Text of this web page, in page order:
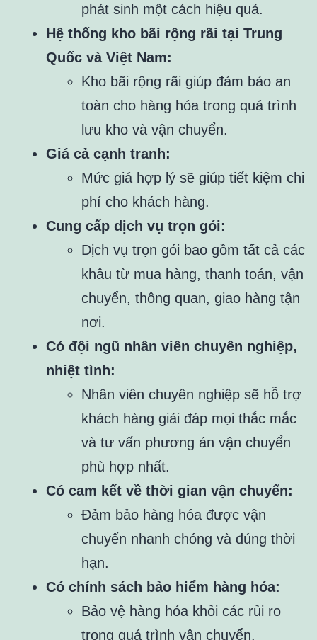
phát sinh một cách hiệu quả.
Hệ thống kho bãi rộng rãi tại Trung
Quốc và Việt Nam:
Kho bãi rộng rãi giúp đảm bảo an
toàn cho hàng hóa trong quá trình
lưu kho và vận chuyển.
Giá cả cạnh tranh:
Mức giá hợp lý sẽ giúp tiết kiệm chi
phí cho khách hàng.
Cung cấp dịch vụ trọn gói:
Dịch vụ trọn gói bao gồm tất cả các
khâu từ mua hàng, thanh toán, vận
chuyển, thông quan, giao hàng tận
nơi.
Có đội ngũ nhân viên chuyên nghiệp,
nhiệt tình:
Nhân viên chuyên nghiệp sẽ hỗ trợ
khách hàng giải đáp mọi thắc mắc
và tư vấn phương án vận chuyển
phù hợp nhất.
Có cam kết về thời gian vận chuyển:
Đảm bảo hàng hóa được vận
chuyển nhanh chóng và đúng thời
hạn.
Có chính sách bảo hiểm hàng hóa:
Bảo vệ hàng hóa khỏi các rủi ro
trong quá trình vận chuyển.